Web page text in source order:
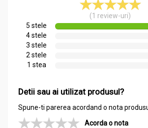
(1 review-uri)
5 stele
4 stele
3 stele
2 stele
1 stea
Detii sau ai utilizat produsul?
Spune-ti parerea acordand o nota
Acorda o nota